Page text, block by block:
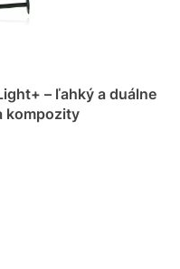
– ľahký a duálne
kompozity